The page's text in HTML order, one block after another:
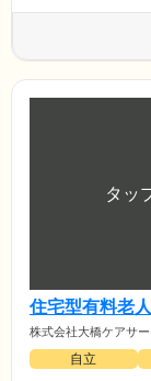
住宅型有料老
株式会社大橋ケアサ
自立